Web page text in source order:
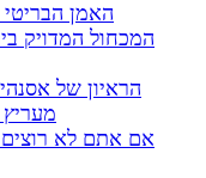
האמן הבריטי
המכחול המדויק
הראיון של
אם אתם לא